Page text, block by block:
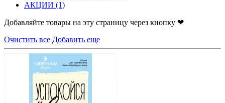
АКЦИИ (1)
Добавляйте товары на эту страницу через кнопку ❤
Очистить все Добавить еще